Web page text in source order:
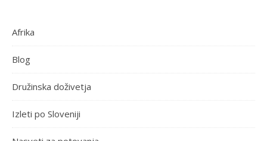
Afrika
Blog
Družinska doživetja
Izleti po Sloveniji